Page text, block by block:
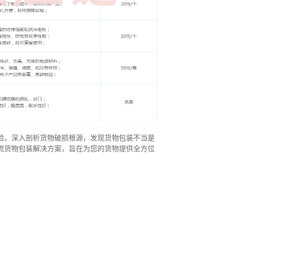
深入剖析货物破损根源，发现货物包装不当是
物包装解决方案，旨在为您的货物提供全方位